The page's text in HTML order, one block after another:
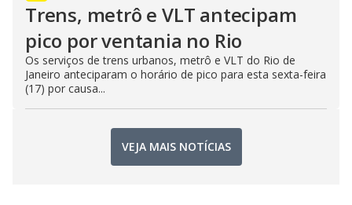
Trens, metrô e VLT antecipam
pico por ventania no Rio
Os serviços de trens urbanos, metrô e VLT do Rio de
Janeiro anteciparam o horário de pico para esta sexta-feira
(17) por causa...
VEJA MAIS NOTÍCIAS